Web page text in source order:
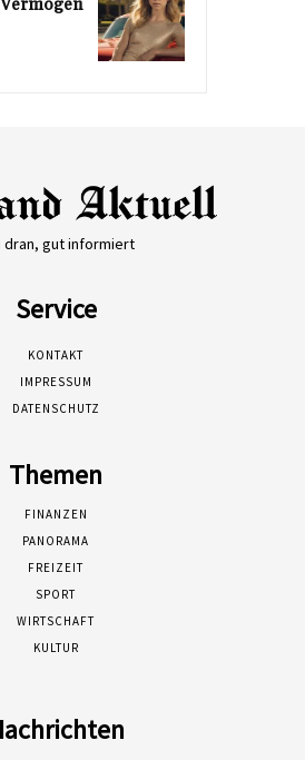
dran, gut informiert
Service
KONTAKT
IMPRESSUM
DATENSCHUTZ
Themen
FINANZEN
PANORAMA
FREIZEIT
SPORT
WIRTSCHAFT
KULTUR